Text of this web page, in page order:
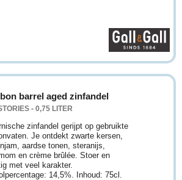
barrel aged zinfandel
- 0,75 LITER
zinfandel gerijpt op gebruikte
Je ontdekt zwarte kersen,
aardse tonen, steranijs,
en crème brûlée. Stoer en
met veel karakter.
14,5%. Inhoud: 75cl.